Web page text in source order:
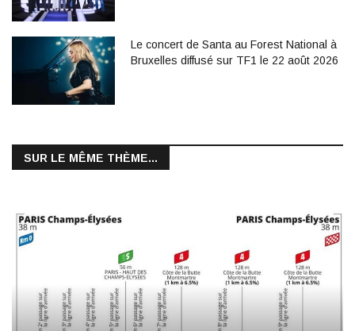
Le concert de Santa au Forest National à
Bruxelles diffusé sur TF1 le 22 août 2026
SUR LE MÊME THÈME...